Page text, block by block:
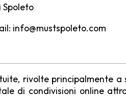
Spoleto
info@mustspoleto.com
rivolte principalmente
di condivisioni online